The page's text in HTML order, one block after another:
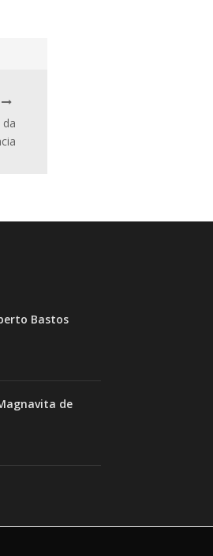
Bastos
de